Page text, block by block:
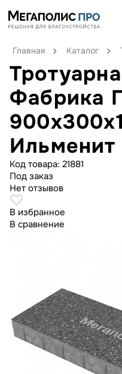
Главная Каталог
Фабрика
Ильменит
Код товара: 21881
Под заказ
Нет отзывов
В избранное
В сравнение